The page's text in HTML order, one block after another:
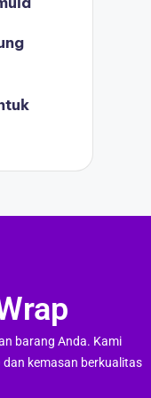
barang Anda. Kami
dan kemasan berkualitas